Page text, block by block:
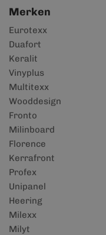
Merken
Eurotexx
Duafort
Keralit
Vinyplus
Multitexx
Wooddesign
Fronto
Milinboard
Florence
Kerrafront
Profex
Unipanel
Heering
Milexx
Milyt